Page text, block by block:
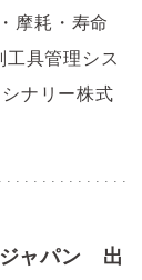
摩耗・寿命
工具管理シス
ナリー株式
ジャパン 出